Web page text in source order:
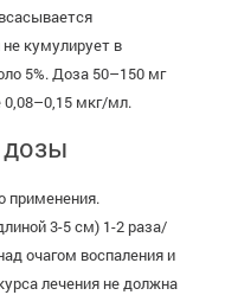
кумулирует в
5%. Доза 50–150 мг
0,08–0,15 мкг/мл.
применения.
3-5 см) 1-2 раза/
очагом воспаления и
лечения не должна